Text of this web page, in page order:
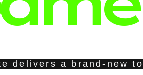
delivers a brand-new